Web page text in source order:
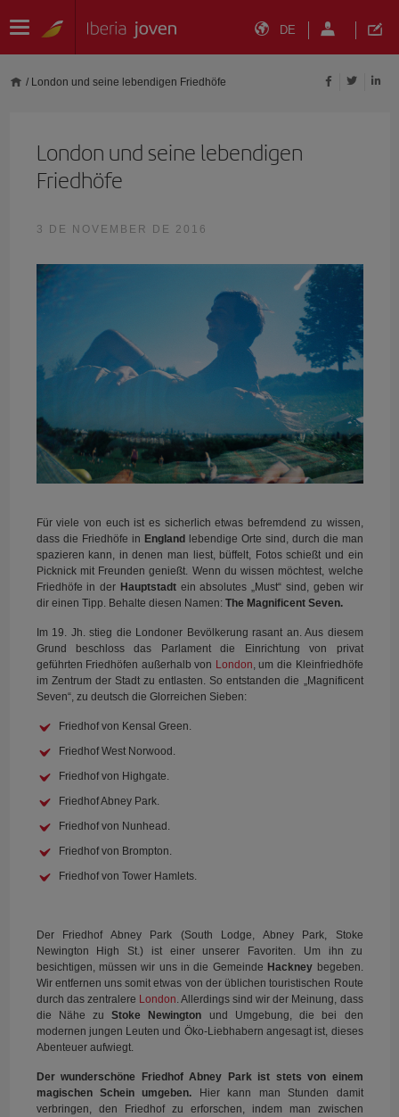
DE
/ London und seine lebendigen Friedhöfe
London und seine lebendigen
Friedhöfe
3 DE NOVEMBER DE 2016
Für viele von euch ist es sicherlich etwas befremdend zu wissen,
dass die Friedhöfe in England
lebendige Orte sind, durch die man
spazieren kann, in denen man liest, büffelt, Fotos schießt und ein
Picknick mit Freunden genießt. Wenn du wissen möchtest, welche
Friedhöfe in der Hauptstadtein absolutes „Must“ sind, geben wir
dir einen Tipp. Behalte diesen Namen: The Magnificent Seven.
Im 19. Jh. stieg die Londoner Bevölkerung rasant an. Aus diesem
Grund beschloss das Parlament die Einrichtung von privat
geführten Friedhöfen außerhalb von London, um die Kleinfriedhöfe
im Zentrum der Stadt zu entlasten. So entstanden die „Magnificent
Seven“, zu deutsch die Glorreichen Sieben:
Friedhof von Kensal Green.
Friedhof West Norwood.
Friedhof von Highgate.
Friedhof Abney Park.
Friedhof von Nunhead.
Friedhof von Brompton.
Friedhof von Tower Hamlets.
Der Friedhof Abney Park (South Lodge, Abney Park, Stoke
Newington High St.) ist einer unserer Favoriten. Um ihn zu
besichtigen, müssen wir uns in die Gemeinde Hackney begeben.
Wir entfernen uns somit etwas von der üblichen touristischen Route
durch das zentralere London. Allerdings sind wir der Meinung, dass
die Nähe zuStoke Newington und Umgebung, die bei den
modernen jungen Leuten und Öko-Liebhabern angesagt ist, dieses
Abenteuer aufwiegt.
Der wunderschöne Friedhof Abney Park ist stets von einem
magischen Schein umgeben. Hier kann man Stunden damit
verbringen, den Friedhof zu erforschen, indem man zwischen